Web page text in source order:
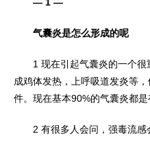
气囊炎是怎么形成的呢
1 现在引起气囊炎的一个很
成鸡体发热，上呼吸道发炎等
件。现在基本90%的气囊炎都是
2 有很多人会问，强毒流感